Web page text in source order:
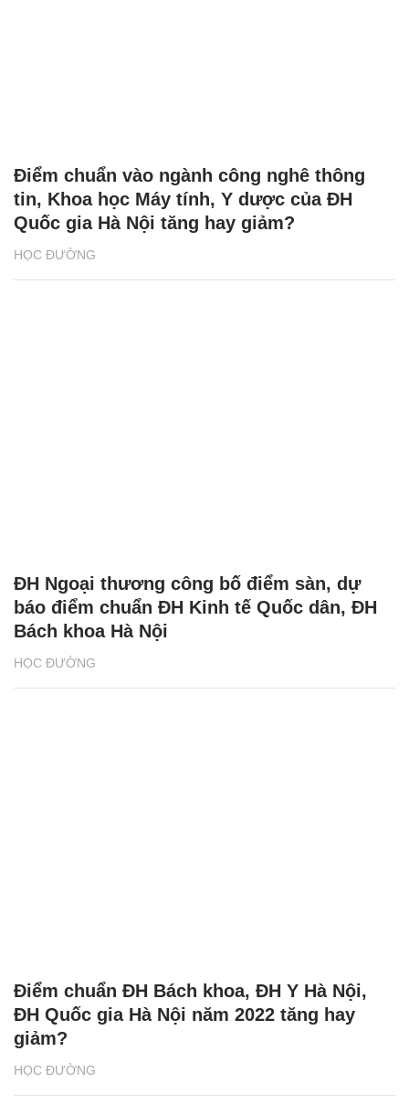
HỌC ĐƯỜNG
Điểm chuẩn vào ngành công nghê thông
tin, Khoa học Máy tính, Y dược của ĐH
Quốc gia Hà Nội tăng hay giảm?
HỌC ĐƯỜNG
ĐH Ngoại thương công bố điểm sàn, dự
báo điểm chuẩn ĐH Kinh tế Quốc dân, ĐH
Bách khoa Hà Nội
HỌC ĐƯỜNG
Điểm chuẩn ĐH Bách khoa, ĐH Y Hà Nội,
ĐH Quốc gia Hà Nội năm 2022 tăng hay
giảm?